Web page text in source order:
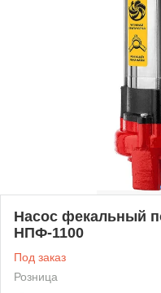
Насос фекальный
НПФ-1100
Под заказ
Розница